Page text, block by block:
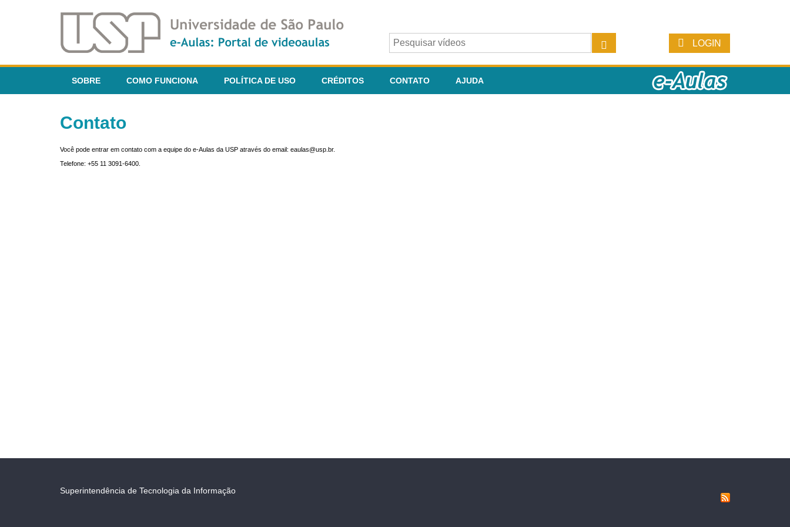
LOGIN
SOBRE COMO FUNCIONA POLÍTICA DE USO CRÉDITOS CONTATO AJUDA
Contato
Você pode entrar em contato com a equipe do e-Aulas da USP através do email: eaulas@usp.br.
Telefone: +55 11 3091-6400.
Superintendência de Tecnologia da Informação